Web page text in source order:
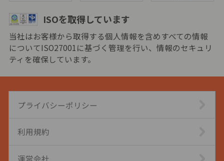
ISOを取得しています
当社はお客様から取得する個人情報を含めすべての情報
についてISO27001に基づく管理を行い、情報のセキュリ
ティを確保しています。
プライバシーポリシー
利用規約
運営会社